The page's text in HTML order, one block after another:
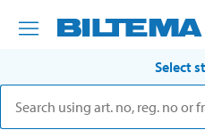
Select